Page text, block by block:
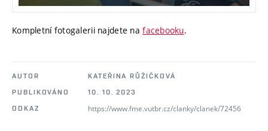
Kompletní fotogalerii najdete nafacebooku.
AUTOR
KATEŘINA RŮŽIČKOVÁ
PUBLIKOVÁNO
10. 10. 2023
ODKAZ
https://www.fme.vutbr.cz/clanky/clanek/72456